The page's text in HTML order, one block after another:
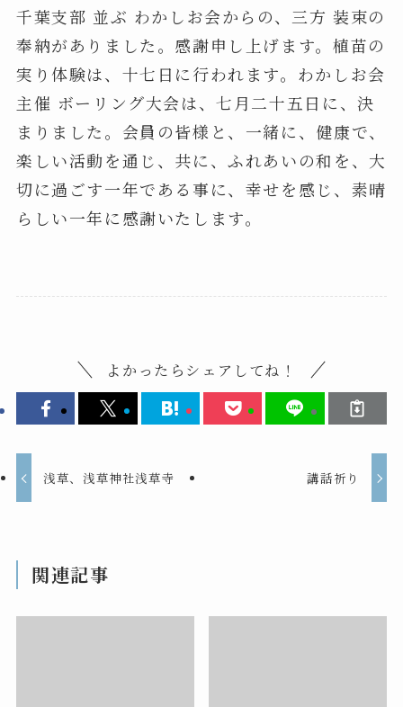
千葉支部 並ぶ わかしお会からの、三方 装束の
奉納がありました。感謝申し上げます。植苗の
実り体験は、十七日に行われます。わかしお会
主催 ボーリング大会は、七月二十五日に、決
まりました。会員の皆様と、一緒に、健康で、
楽しい活動を通じ、共に、ふれあいの和を、大
切に過ごす一年である事に、幸せを感じ、素晴
らしい一年に感謝いたします。
よかったらシェアしてね！
浅草、浅草神社浅草寺 講話祈り
関連記事